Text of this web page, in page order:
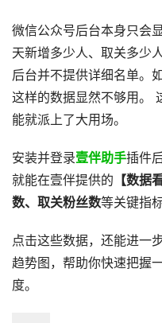
微信公众号后台本身只会
天新增多少人、取关多少
后台并不提供详细名单。
这样的数据显然不够用。
能就派上了大用场。
安装并登录壹伴助手插件
就能在壹伴提供的 【数据
数、取关粉丝数等关键指标
点击这些数据，还能进一
趋势图，帮助你快速把握
度。